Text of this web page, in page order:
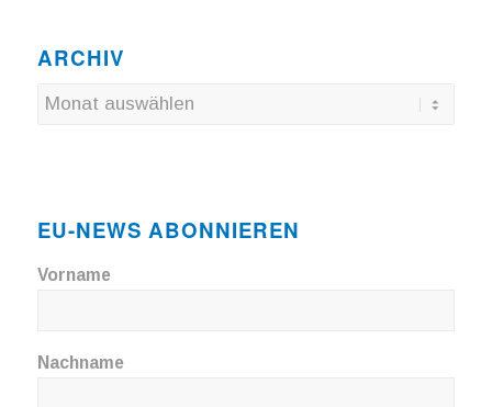
ARCHIV
EU-NEWS ABONNIEREN
Vorname
Nachname